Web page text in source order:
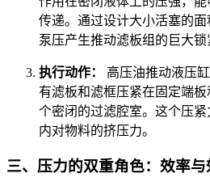
传递。通过设计大小活塞的
泵压产生推动滤板组的巨大锁
执行动作：
高压油推动液压
有滤板和滤框压紧在固定端
个密闭的过滤腔室。这个压
内对物料的挤压力。
三、压力的双重角色：效率